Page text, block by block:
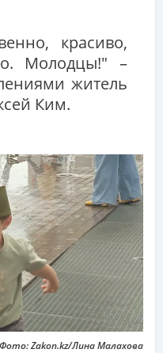
красиво,
Молодцы!" –
житель
Ким.
Фото: Zakon.kz/Лина Малахова